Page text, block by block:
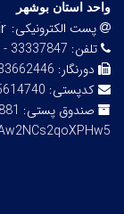
واحد استان بوشهر
پست الکترونیکی:
تلفن: 33337847 - 33662445 - 09017716339
دورنگار:
کدپستی:
صندوق پستی: 75135